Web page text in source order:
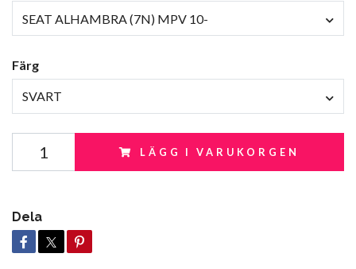
SEAT ALHAMBRA (7N) MPV 10-
Färg
SVART
LÄGG I VARUKORGEN
Dela